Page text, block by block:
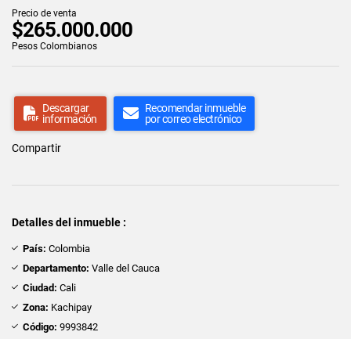
Precio de venta
$265.000.000
Pesos Colombianos
Descargar
información
Recomendar inmueble
por correo electrónico
Compartir
Detalles del inmueble :
País: Colombia
Departamento: Valle del Cauca
Ciudad: Cali
Zona: Kachipay
Código: 9993842